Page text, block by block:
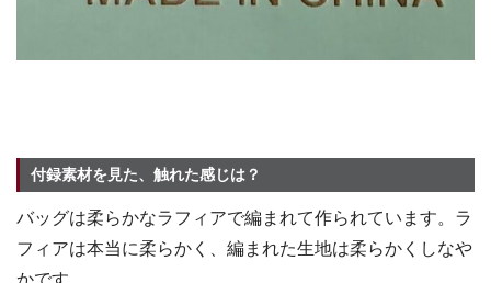
付録素材を見た、触れた感じは？
バッグは柔らかなラフィアで編まれて作られています。ラ
フィアは本当に柔らかく、編まれた生地は柔らかくしなや
かです。